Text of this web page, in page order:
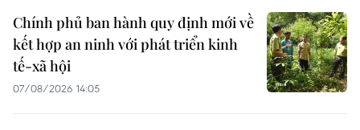
Chính phủ ban hành quy định mới về
kết hợp an ninh với phát triển kinh
tế-xã hội
07/08/2026 14:05